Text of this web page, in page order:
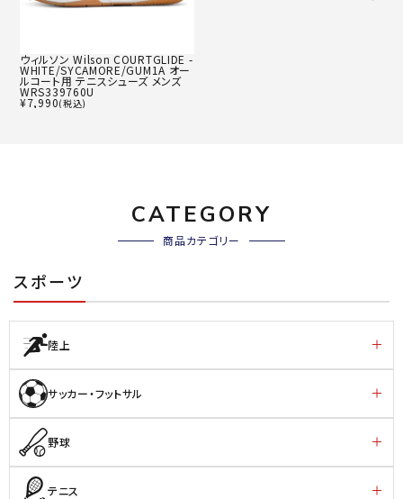
ウィルソン Wilson COURTGLIDE -
WHITE/SYCAMORE/GUM1A オー
ルコート用 テニスシューズ メンズ
WRS339760U
¥7,990(税込)
CATEGORY
商品カテゴリー
スポーツ
陸上
サッカー・フットサル
野球
テニス